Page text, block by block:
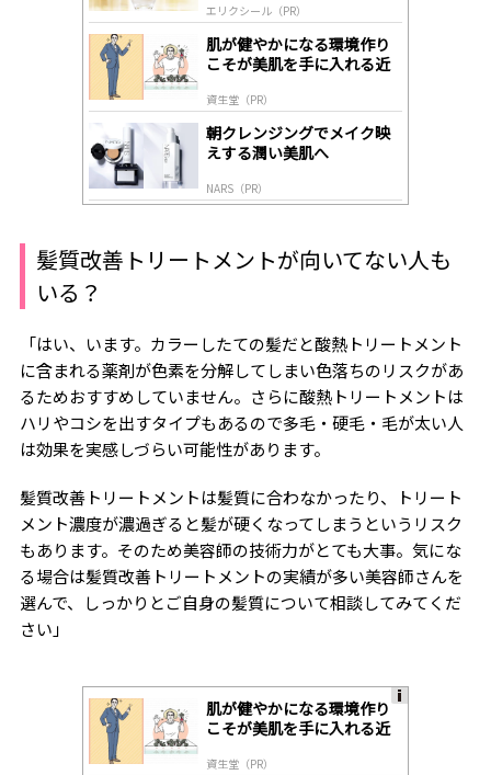
エリクシール（PR）
肌が健やかになる環境作り
こそが美肌を手に入れる近
資生堂（PR）
朝クレンジングでメイク映
えする潤い美肌へ
NARS（PR）
髪質改善トリートメントが向いてない人も
いる？
「はい、います。カラーしたての髪だと酸熱トリートメント
に含まれる薬剤が色素を分解してしまい色落ちのリスクがあ
るためおすすめしていません。さらに酸熱トリートメントは
ハリやコシを出すタイプもあるので多毛・硬毛・毛が太い人
は効果を実感しづらい可能性があります。
髪質改善トリートメントは髪質に合わなかったり、トリート
メント濃度が濃過ぎると髪が硬くなってしまうというリスク
もあります。そのため美容師の技術力がとても大事。気にな
る場合は髪質改善トリートメントの実績が多い美容師さんを
選んで、しっかりとご自身の髪質について相談してみてくだ
さい」
肌が健やかになる環境作り
こそが美肌を手に入れる近
資生堂（PR）